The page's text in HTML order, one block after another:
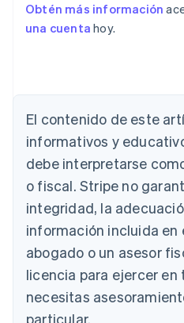
Obtén más información
una cuenta hoy.
El contenido de este
informativos y
debe interpretarse
o fiscal. Stripe no
integridad, la
información incluida en
abogado o un asesor
licencia para ejercer en
necesitas
particular.
Alemania
Deutsch English
Australia
English
Austria
DeutschEnglish
Bélgica